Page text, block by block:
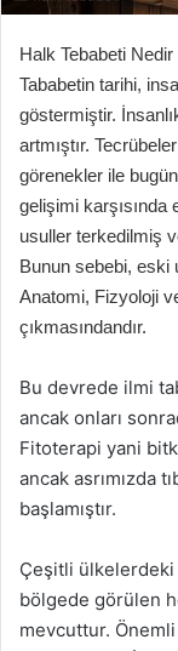
Halk Tebabeti
Tababetin tarihi,
göstermiştir.
artmıştır.
görenekler ile
gelişimi
usuller terkedilmiş
Bunun sebebi, eski
Anatomi, Fizyoloji
çıkmasındandır.
Bu devrede ilmi
ancak onları
Fitoterapi yani
ancak asrımızda
başlamıştır.
Çeşitli ülkelerdeki
bölgede görülen
mevcuttur.